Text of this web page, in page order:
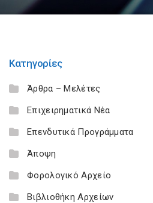
Κατηγορίες
Άρθρα – Μελέτες
Επιχειρηματικά Νέα
Επενδυτικά Προγράμματα
Άποψη
Φορολογικό Αρχείο
Βιβλιοθήκη Αρχείων